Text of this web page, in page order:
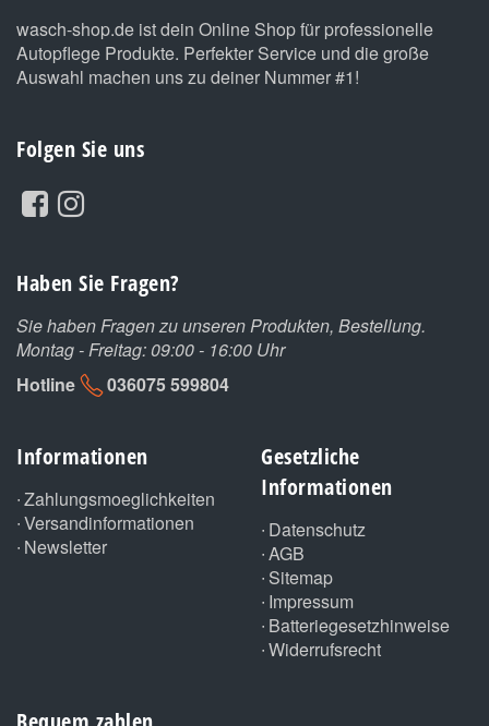
wasch-shop.de ist dein Online Shop für professionelle
Autopflege Produkte. Perfekter Service und die große
Auswahl machen uns zu deiner Nummer #1!
Folgen Sie uns
Haben Sie Fragen?
Sie haben Fragen zu unseren Produkten, Bestellung.
Montag - Freitag: 09:00 - 16:00 Uhr
Hotline
036075 599804
Informationen
Zahlungsmoeglichkeiten
Versandinformationen
Newsletter
Gesetzliche
Informationen
Datenschutz
AGB
Sitemap
Impressum
Batteriegesetzhinweise
Widerrufsrecht